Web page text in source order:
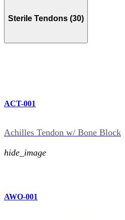
Sterile Tendons (30)
ACT-001
Achilles Tendon w/ Bone Block
hide_image
AWO-001